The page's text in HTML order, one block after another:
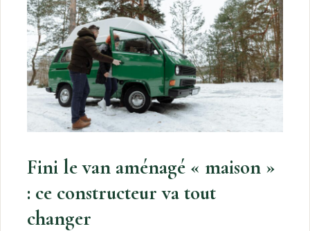
Fini le van aménagé « maison »
: ce constructeur va tout
changer